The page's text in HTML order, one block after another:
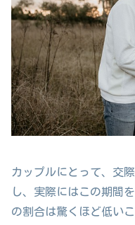
カップルにとって、交
し、実際にはこの期間
の割合は驚くほど低い